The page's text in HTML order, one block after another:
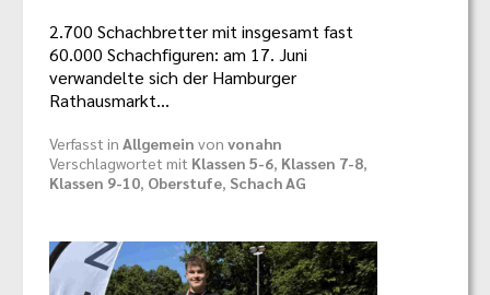
2.700 Schachbretter mit insgesamt fast
60.000 Schachfiguren: am 17. Juni
verwandelte sich der Hamburger
Rathausmarkt…
Verfasst in Allgemein von vonahn
Verschlagwortet mit Klassen 5-6, Klassen 7-8,
Klassen 9-10, Oberstufe, Schach AG